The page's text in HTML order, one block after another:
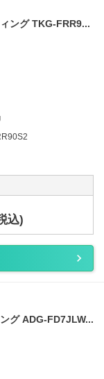
ング TKG-FRR9...
込)
グ ADG-FD7JLW...